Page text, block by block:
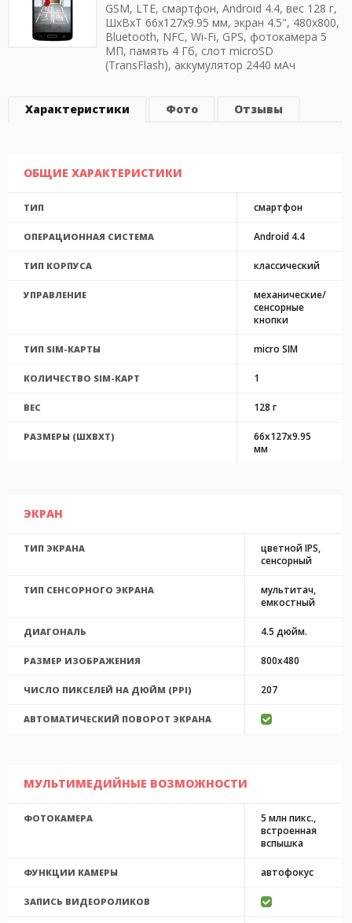
GSM, LTE, смартфон, Android 4.4, вес 128 г,
ШхВхТ 66x127x9.95 мм, экран 4.5", 480x800,
Bluetooth, NFC, Wi-Fi, GPS, фотокамера 5
МП, память 4 Гб, слот microSD
(TransFlash), аккумулятор 2440 мАч
Характеристики Фото Отзывы
ОБЩИЕ ХАРАКТЕРИСТИКИ
ТИП смартфон
ОПЕРАЦИОННАЯ СИСТЕМА Android 4.4
ТИП КОРПУСА классический
УПРАВЛЕНИЕ
механические/
сенсорные
кнопки
ТИП SIM-КАРТЫ micro SIM
КОЛИЧЕСТВО SIM-КАРТ 1
ВЕС 128 г
РАЗМЕРЫ (ШXВXТ)
66x127x9.95
мм
ЭКРАН
ТИП ЭКРАНА
цветной IPS,
сенсорный
ТИП СЕНСОРНОГО ЭКРАНА
мультитач,
емкостный
ДИАГОНАЛЬ 4.5 дюйм.
РАЗМЕР ИЗОБРАЖЕНИЯ 800x480
ЧИСЛО ПИКСЕЛЕЙ НА ДЮЙМ (PPI) 207
АВТОМАТИЧЕСКИЙ ПОВОРОТ ЭКРАНА
МУЛЬТИМЕДИЙНЫЕ ВОЗМОЖНОСТИ
ФОТОКАМЕРА
5 млн пикс.,
встроенная
вспышка
ФУНКЦИИ КАМЕРЫ автофокус
ЗАПИСЬ ВИДЕОРОЛИКОВ